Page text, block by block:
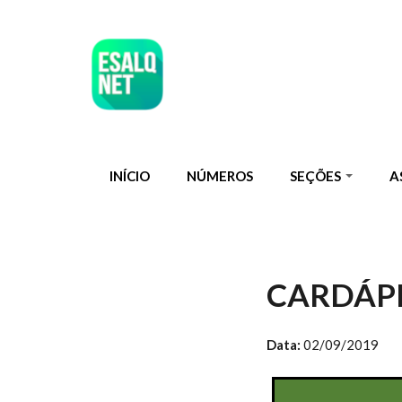
INÍCIO NÚMEROS SEÇÕES
Data: 02/09/2019